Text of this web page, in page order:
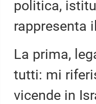
politica,
rappresenta
La prima,
tutti: mi
vicende in